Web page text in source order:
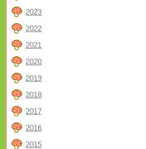
2023
2022
2021
2020
2019
2018
2017
2016
2015